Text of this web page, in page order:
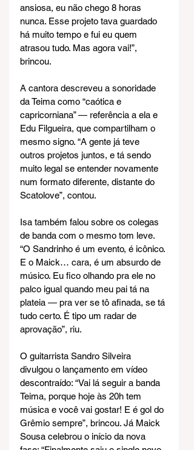
ansiosa, eu não chego 8 horas
nunca. Esse projeto tava guardado
há muito tempo e fui eu quem
atrasou tudo. Mas agora vai!”,
brincou.
A cantora descreveu a sonoridade
da Teima como “caótica e
capricorniana” — referência a ela e
Edu Filgueira, que compartilham o
mesmo signo. “A gente já teve
outros projetos juntos, e tá sendo
muito legal se entender novamente
num formato diferente, distante do
Scatolove”, contou.
Isa também falou sobre os colegas
de banda com o mesmo tom leve.
“O Sandrinho é um evento, é icônico.
E o Maick… cara, é um absurdo de
músico. Eu fico olhando pra ele no
palco igual quando meu pai tá na
plateia — pra ver se tô afinada, se tá
tudo certo. É tipo um radar de
aprovação”, riu.
O guitarrista Sandro Silveira
divulgou o lançamento em vídeo
descontraído: “Vai lá seguir a banda
Teima, porque hoje às 20h tem
música e você vai gostar! E é gol do
Grêmio sempre”, brincou. Já Maick
Sousa celebrou o início da nova